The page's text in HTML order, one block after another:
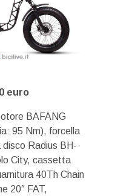
euro
BAFANG
95 Nm), forcella
Radius BH-
City, cassetta
40Th Chain
20″ FAT,